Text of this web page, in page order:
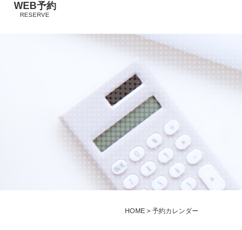
WEB予約
RESERVE
HOME > 予約カレンダー